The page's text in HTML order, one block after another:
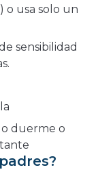
o usa solo un
sensibilidad
duerme o